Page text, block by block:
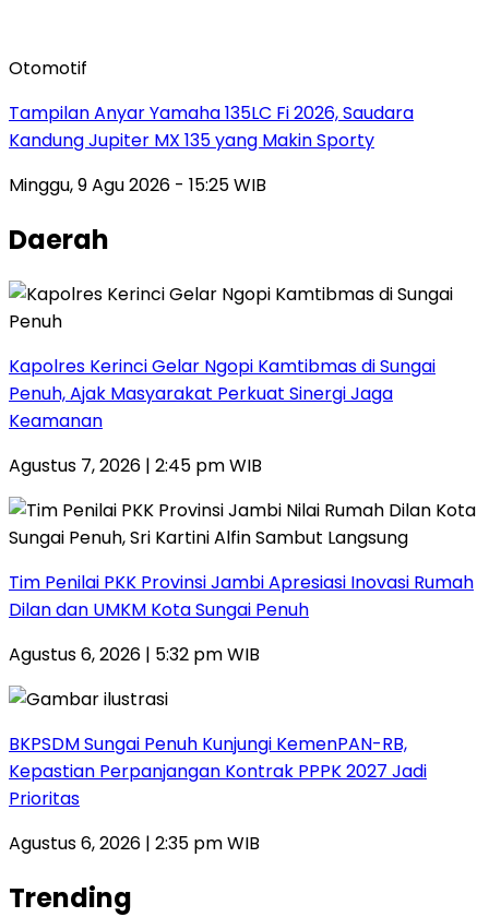
Otomotif
Tampilan Anyar Yamaha 135LC Fi 2026, Saudara
Kandung Jupiter MX 135 yang Makin Sporty
Minggu, 9 Agu 2026 - 15:25 WIB
Daerah
Kapolres Kerinci Gelar Ngopi Kamtibmas di Sungai
Penuh, Ajak Masyarakat Perkuat Sinergi Jaga
Keamanan
Agustus 7, 2026 | 2:45 pm WIB
Tim Penilai PKK Provinsi Jambi Apresiasi Inovasi Rumah
Dilan dan UMKM Kota Sungai Penuh
Agustus 6, 2026 | 5:32 pm WIB
BKPSDM Sungai Penuh Kunjungi KemenPAN-RB,
Kepastian Perpanjangan Kontrak PPPK 2027 Jadi
Prioritas
Agustus 6, 2026 | 2:35 pm WIB
Trending